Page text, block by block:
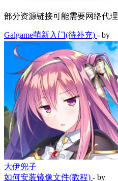
部分资源链接可能需要网络代理
Galgame萌新入门(待补充) - by
大伊兜子
如何安装镜像文件(教程) - by